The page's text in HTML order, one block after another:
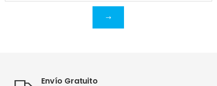
Envío Gratuito